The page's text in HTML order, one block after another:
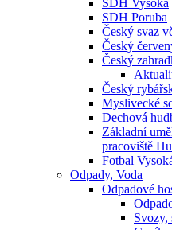
SDH Vysoká
SDH Poruba
Český svaz
Český
Český
Český
Myslivecké
Dechová
Základní
pracoviště
Fotbal
Odpady, Voda
Odpadové
Svozy,